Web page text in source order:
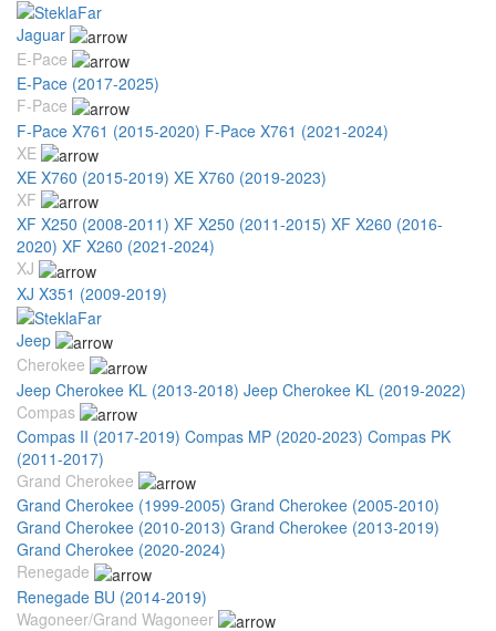
Jaguar
E-Pace
E-Pace (2017-2025)
F-Pace
F-Pace X761 (2015-2020) F-Pace X761 (2021-2024)
XE
XE X760 (2015-2019) XE X760 (2019-2023)
XF
XF X250 (2008-2011) XF X250 (2011-2015) XF X260 (2016-
2020) XF X260 (2021-2024)
XJ
XJ X351 (2009-2019)
Jeep
Cherokee
Jeep Cherokee KL (2013-2018) Jeep Cherokee KL (2019-2022)
Compas
Compas II (2017-2019) Compas MP (2020-2023) Compas PK
(2011-2017)
Grand Cherokee
Grand Cherokee (1999-2005) Grand Cherokee (2005-2010)
Grand Cherokee (2010-2013) Grand Cherokee (2013-2019)
Grand Cherokee (2020-2024)
Renegade
Renegade BU (2014-2019)
Wagoneer/Grand Wagoneer